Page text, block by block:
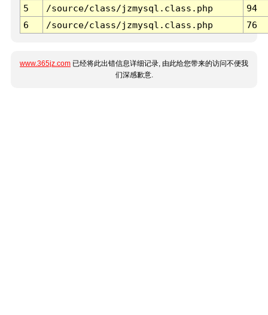
5
/source/class/jzmysql.class.php
94
6
/source/class/jzmysql.class.php 76
www.365jz.com 已经将此出错信息详细记录, 由此给您带来的访问不便我
们深感歉意.